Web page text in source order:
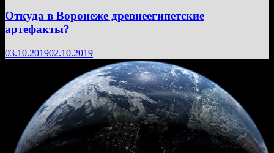
Откуда в Воронеже древнеегипетские
артефакты?
03.10.201902.10.2019